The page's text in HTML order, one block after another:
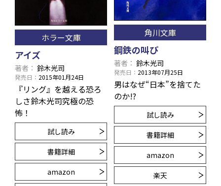
ホラー文庫
アイズ
著者 鈴木光司
発売日 2015年01月24日
『リング』を越える恐ろ
しさ――鈴木光司究極の恐
怖！
試し読み
書籍詳細
amazon
角川文庫
鋼鉄の叫び
著者 鈴木光司
発売日 2013年07月25日
男はなぜ“日本”を捨てた
のか!?
試し読み
書籍詳細
amazon
楽天